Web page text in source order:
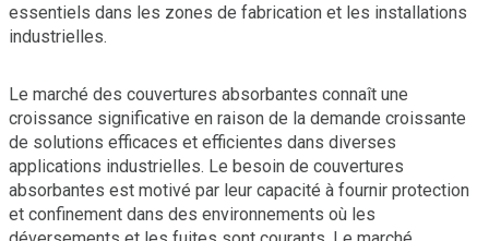
essentiels dans les zones de fabrication et les installations
industrielles.
Le marché des couvertures absorbantes connaît une
croissance significative en raison de la demande croissante
de solutions efficaces et efficientes dans diverses
applications industrielles. Le besoin de couvertures
absorbantes est motivé par leur capacité à fournir protection
et confinement dans des environnements où les